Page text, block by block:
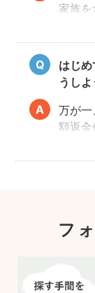
家族
フォ
いね。
はじ
うしよ
万が
額返
フ